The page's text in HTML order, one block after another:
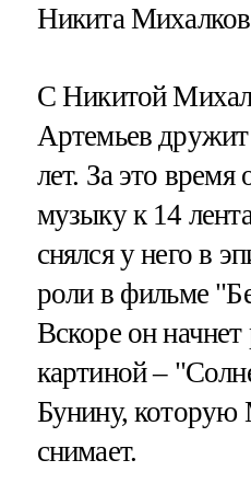
Никита
С Никитой
Артемьев
лет. За это время
музыку к 14
снялся у него в
роли в фильме
Вскоре он
картиной –
Бунину,
снимает.